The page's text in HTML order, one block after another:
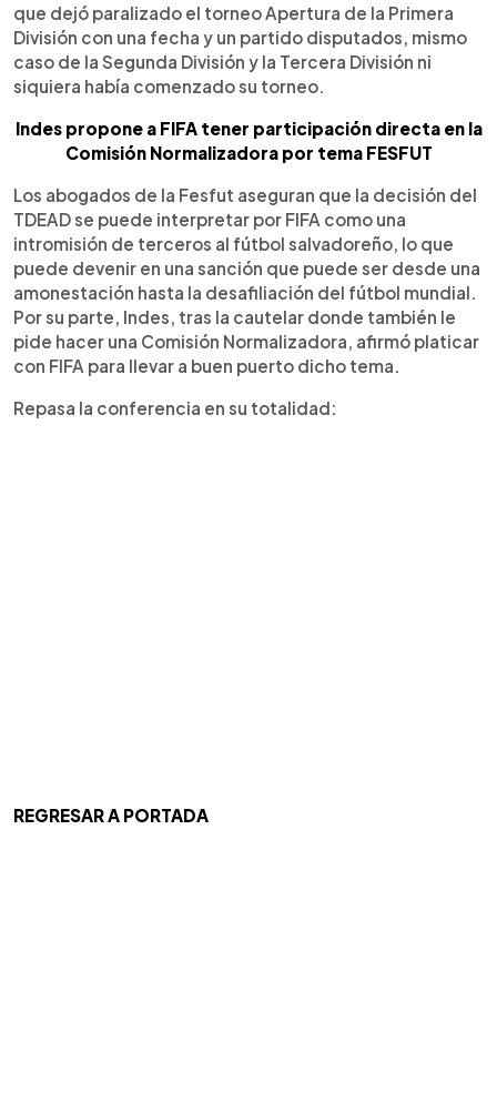
que dejó paralizado el torneo Apertura de la Primera
División con una fecha y un partido disputados, mismo
caso de la Segunda División y la Tercera División ni
siquiera había comenzado su torneo.
Indes propone a FIFA tener participación directa en la
Comisión Normalizadora por tema FESFUT
Los abogados de la Fesfut aseguran que la decisión del
TDEAD se puede interpretar por FIFA como una
intromisión de terceros al fútbol salvadoreño, lo que
puede devenir en una sanción que puede ser desde una
amonestación hasta la desafiliación del fútbol mundial.
Por su parte, Indes, tras la cautelar donde también le
pide hacer una Comisión Normalizadora, afirmó platicar
con FIFA para llevar a buen puerto dicho tema.
Repasa la conferencia en su totalidad:
REGRESAR A PORTADA